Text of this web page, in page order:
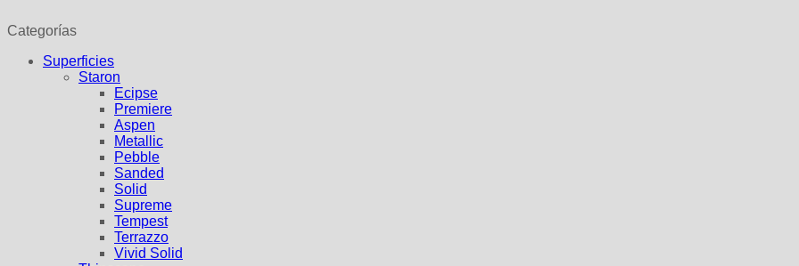
Categorías
Superficies
Staron
Ecipse
Premiere
Aspen
Metallic
Pebble
Sanded
Solid
Supreme
Tempest
Terrazzo
Vivid Solid